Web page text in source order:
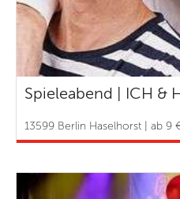
Spieleabend | ICH &
13599 Berlin Haselhorst | ab 9